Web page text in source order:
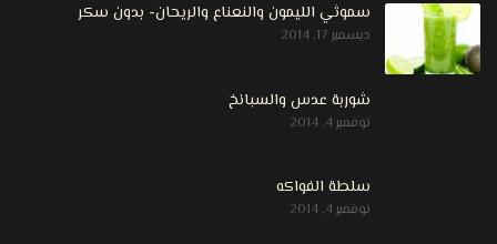
سموثي الليمون والنعناع والريحان- بدون سكر
ديسمبر 17, 2014
شوربة عدس والسبانخ
نوفمبر 4, 2014
سلطة الفواكه
نوفمبر 4, 2014